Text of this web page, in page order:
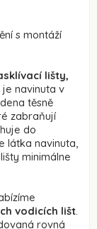
s montáží
lišty,
navinuta v
těsně
zabraňují
do
látka navinuta,
minimálne
vodicích lišt.
rovná